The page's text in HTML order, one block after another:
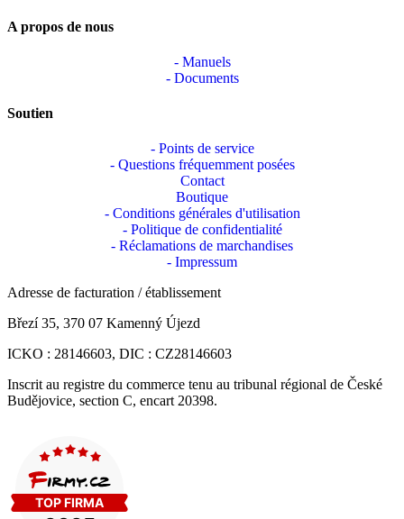
A propos de nous
- Manuels
- Documents
Soutien
- Points de service
- Questions fréquemment posées
Contact
Boutique
- Conditions générales d'utilisation
- Politique de confidentialité
- Réclamations de marchandises
- Impressum
Adresse de facturation / établissement
Březí 35, 370 07 Kamenný Újezd
ICKO : 28146603, DIC : CZ28146603
Inscrit au registre du commerce tenu au tribunal régional de České
Budějovice, section C, encart 20398.